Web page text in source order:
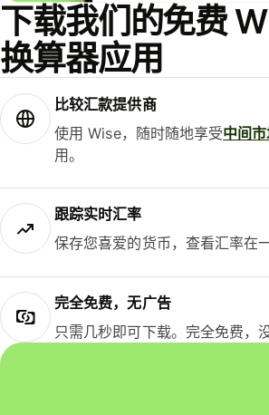
下载我们的免费
换算器应用
比较汇款提供商
使用 Wise，随时随地享受中间
用。
跟踪实时汇率
保存您喜爱的货币，查看汇率在
完全免费，无广告
只需几秒即可下载。完全免费，